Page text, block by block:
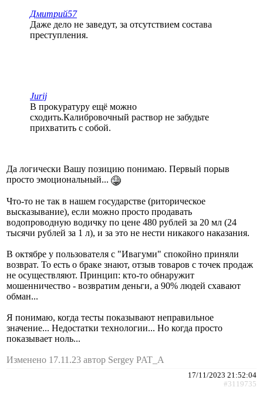
Дмитрий57
Даже дело не заведут, за отсутствием состава
преступления.
Jurij
В прокуратуру ещё можно
сходить.Калибровочный раствор не забудьте
прихватить с собой.
Да логически Вашу позицию понимаю. Первый порыв
просто эмоциональный...
Что-то не так в нашем государстве (риторическое
высказывание), если можно просто продавать
водопроводную водичку по цене 480 рублей за 20 мл (24
тысячи рублей за 1 л), и за это не нести никакого наказания.
В октябре у пользователя с "Ивагуми" спокойно приняли
возврат. То есть о браке знают, отзыв товаров с точек продаж
не осуществляют. Принцип: кто-то обнаружит
мошенничество - возвратим деньги, а 90% людей схавают
обман...
Я понимаю, когда тесты показывают неправильное
значение... Недостатки технологии... Но когда просто
показывает ноль...
Изменено 17.11.23 автор Sergey PAT_A
17/11/2023 21:52:04
#3119735